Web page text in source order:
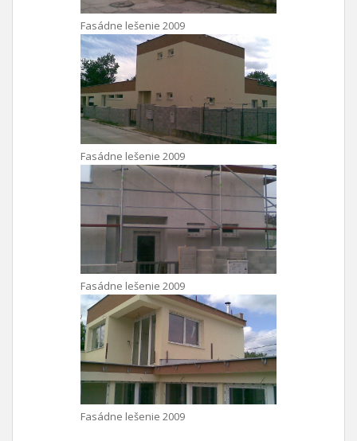
Fasádne lešenie 2009
Fasádne lešenie 2009
Fasádne lešenie 2009
Fasádne lešenie 2009